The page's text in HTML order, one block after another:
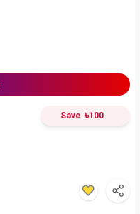
Save ৳100